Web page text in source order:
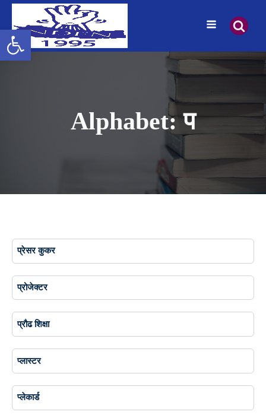
Alphabet:प
प्रेसर कुकर
प्रोजेक्टर
प्रौढ शिक्षा
प्लास्टर
प्लेकार्ड
उपकरणपट्टी खोल्नुहोस्